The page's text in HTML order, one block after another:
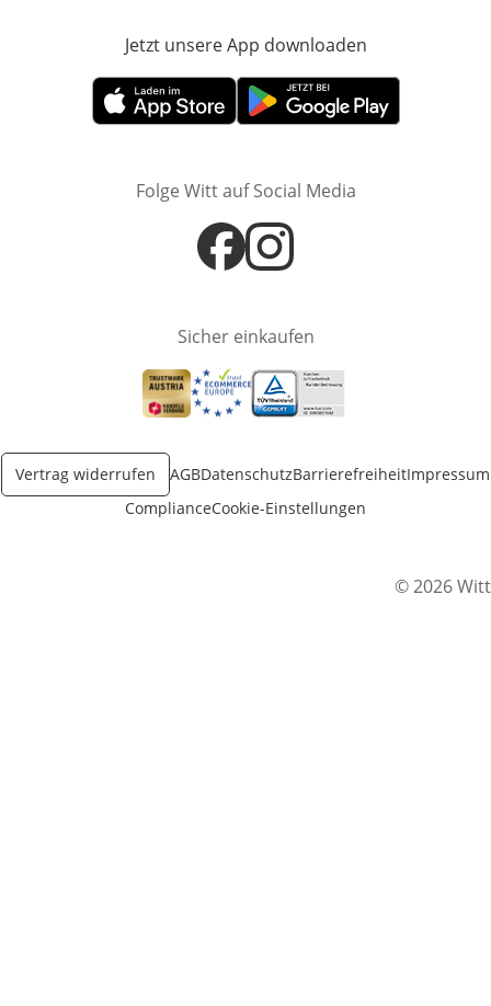
Jetzt unsere App downloaden
Öffnet in neuem FensterÖffnet in neuem Fenster
Folge Witt auf Social Media
Öffnet in neuem Fenster
Öffnet in neuem Fenster
Sicher einkaufen
Öffnet in neuem Fenster
Öffnet in neuem Fenster
Öffnet in neuem Fenster
Vertrag widerrufen AGBDatenschutzBarrierefreiheitImpressum
ComplianceCookie-Einstellungen
© 2026 Witt